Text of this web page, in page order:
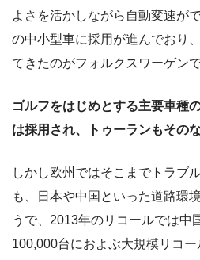
よさを活かしながら自動変速が
の中小型車に採用が進んでおり
てきたのがフォルクスワーゲンで
ゴルフをはじめとする主要車種
は採用され、トゥーランもその
しかし欧州ではそこまでトラブ
も、日本や中国といった道路環
うで、2013年のリコールでは中
100,000台におよぶ大規模リコー